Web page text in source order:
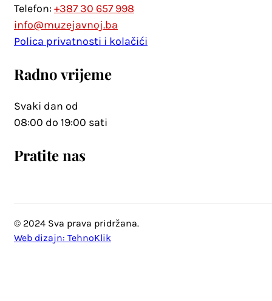
Telefon: +387 30 657 998
info@muzejavnoj.ba
Polica privatnosti i kolačići
Radno vrijeme
Svaki dan od
08:00 do 19:00 sati
Pratite nas
© 2024 Sva prava pridržana.
Web dizajn: TehnoKlik